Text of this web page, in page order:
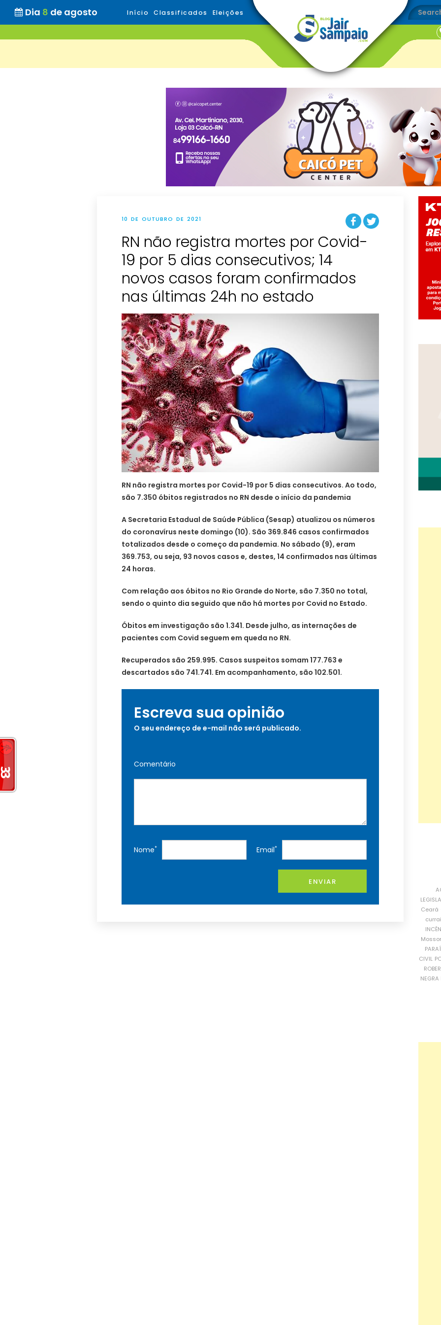
Dia 8 de agosto Início Classificados Eleições
10 DE OUTUBRO DE 2021
RN não registra mortes por Covid-
19 por 5 dias consecutivos; 14
novos casos foram confirmados
nas últimas 24h no estado
RN não registra mortes por Covid-19 por 5 dias consecutivos. Ao todo,
são 7.350 óbitos registrados no RN desde o início da pandemia
A Secretaria Estadual de Saúde Pública (Sesap) atualizou os números
do coronavírus neste domingo (10). São 369.846 casos confirmados
totalizados desde o começo da pandemia. No sábado (9), eram
369.753, ou seja, 93 novos casos e, destes, 14 confirmados nas últimas
24 horas.
Com relação aos óbitos no Rio Grande do Norte, são 7.350 no total,
sendo o quinto dia seguido que não há mortes por Covid no Estado.
Óbitos em investigação são 1.341. Desde julho, as internações de
pacientes com Covid seguem em queda no RN.
Recuperados são 259.995. Casos suspeitos somam 177.763 e
descartados são 741.741. Em acompanhamento, são 102.501.
Escreva sua opinião
O seu endereço de e-mail não será publicado.
Comentário
Nome* Email*
ENVIAR
Ceará
CIVIL
NEGRA